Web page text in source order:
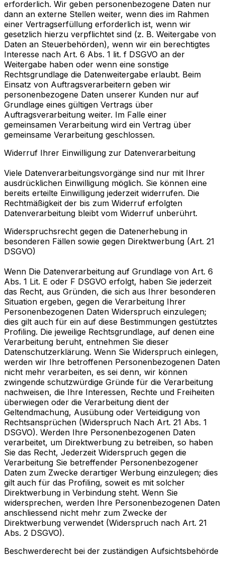
erforderlich. Wir geben personenbezogene Daten nur
dann an externe Stellen weiter, wenn dies im Rahmen
einer Vertragserfüllung erforderlich ist, wenn wir
gesetzlich hierzu verpflichtet sind (z. B. Weitergabe von
Daten an Steuerbehörden), wenn wir ein berechtigtes
Interesse nach Art. 6 Abs. 1 lit. f DSGVO an der
Weitergabe haben oder wenn eine sonstige
Rechtsgrundlage die Datenweitergabe erlaubt. Beim
Einsatz von Auftragsverarbeitern geben wir
personenbezogene Daten unserer Kunden nur auf
Grundlage eines gültigen Vertrags über
Auftragsverarbeitung weiter. Im Falle einer
gemeinsamen Verarbeitung wird ein Vertrag über
gemeinsame Verarbeitung geschlossen.
Widerruf Ihrer Einwilligung zur Datenverarbeitung
Viele Datenverarbeitungsvorgänge sind nur mit Ihrer
ausdrücklichen Einwilligung möglich. Sie können eine
bereits erteilte Einwilligung jederzeit widerrufen. Die
Rechtmäßigkeit der bis zum Widerruf erfolgten
Datenverarbeitung bleibt vom Widerruf unberührt.
Widerspruchsrecht gegen die Datenerhebung in
besonderen Fällen sowie gegen Direktwerbung (Art. 21
DSGVO)
Wenn Die Datenverarbeitung auf Grundlage von Art. 6
Abs. 1 Lit. E oder F DSGVO erfolgt, haben Sie jederzeit
das Recht, aus Gründen, die sich aus Ihrer besonderen
Situation ergeben, gegen die Verarbeitung Ihrer
Personenbezogenen Daten Widerspruch einzulegen;
dies gilt auch für ein auf diese Bestimmungen gestütztes
Profiling. Die jeweilige Rechtsgrundlage, auf denen eine
Verarbeitung beruht, entnehmen Sie dieser
Datenschutzerklärung. Wenn Sie Widerspruch einlegen,
werden wir Ihre betroffenen Personenbezogenen Daten
nicht mehr verarbeiten, es sei denn, wir können
zwingende schutzwürdige Gründe für die Verarbeitung
nachweisen, die Ihre Interessen, Rechte und Freiheiten
überwiegen oder die Verarbeitung dient der
Geltendmachung, Ausübung oder Verteidigung von
Rechtsansprüchen (Widerspruch Nach Art. 21 Abs. 1
DSGVO). Werden Ihre Personenbezogenen Daten
verarbeitet, um Direktwerbung zu betreiben, so haben
Sie das Recht, Jederzeit Widerspruch gegen die
Verarbeitung Sie betreffender Personenbezogener
Daten zum Zwecke derartiger Werbung einzulegen; dies
gilt auch für das Profiling, soweit es mit solcher
Direktwerbung in Verbindung steht. Wenn Sie
widersprechen, werden Ihre Personenbezogenen Daten
anschliessend nicht mehr zum Zwecke der
Direktwerbung verwendet (Widerspruch nach Art. 21
Abs. 2 DSGVO).
Beschwerderecht bei der zuständigen Aufsichtsbehörde